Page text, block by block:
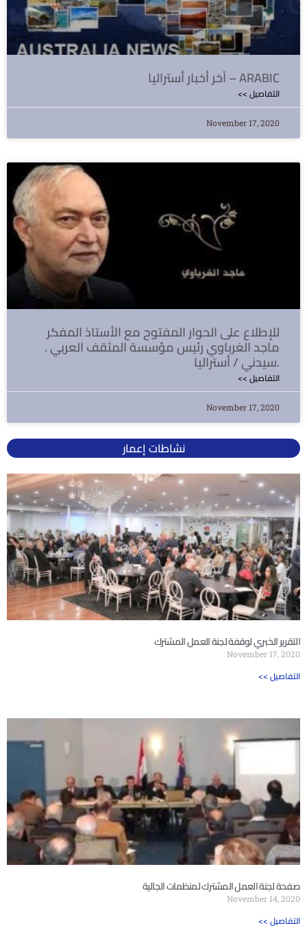
آخر أخبار أستراليا – ARABIC
<< التفاصيل
November 17, 2020
للإطلاع على الحوار المفتوح مع الأستاذ المفكر
ماجد الغرباوي رئيس مؤسسة المثقف العربي .
سيدني / أستراليا.
<< التفاصيل
November 17, 2020
نشاطات إعمار
التقرير الخبري لوقفة لجنة العمل المشترك
November 17, 2020
<< التفاصيل
صفحة لجنة العمل المشترك لمنظمات الجالية
November 14, 2020
<< التفاصيل